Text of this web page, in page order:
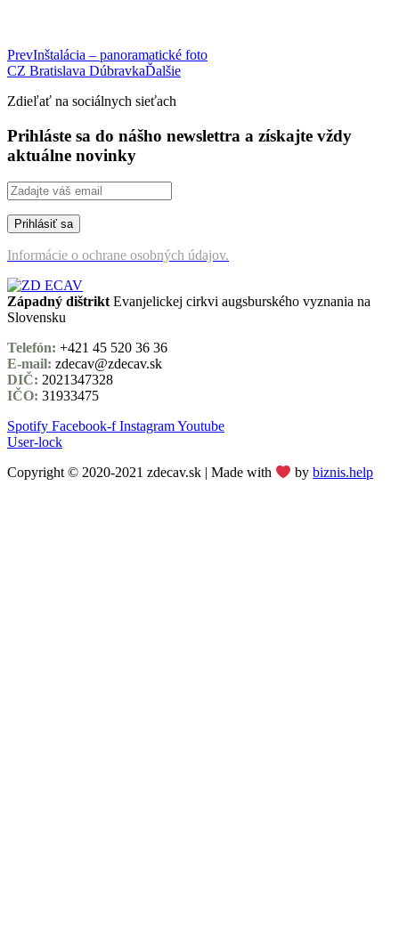
PrevInštalácia – panoramatické foto
CZ Bratislava DúbravkaĎalšie
Zdieľať na sociálnych sieťach
Prihláste sa do nášho newslettra a získajte vždy
aktuálne novinky
Informácie o ochrane osobných údajov.
Západný dištrikt Evanjelickej cirkvi augsburského vyznania na
Slovensku
Telefón: +421 45 520 36 36
E-mail: zdecav@zdecav.sk
DIČ: 2021347328
IČO: 31933475
Spotify Facebook-f InstagramYoutube
User-lock
Copyright © 2020-2021 zdecav.sk | Made with bybiznis.help